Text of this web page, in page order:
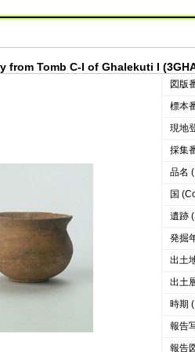
from Tomb C-I of Ghalekuti I
図版
標本
現地
採集
品名
国
遺跡
発掘
出土
出土
時期
報告
報告